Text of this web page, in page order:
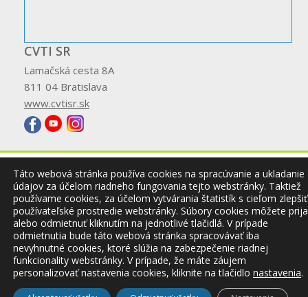
CVTI SR
Lamačská cesta 8A
811 04 Bratislava
www.cvtisr.sk
© 2026 CVTI SR
Táto webová stránka používa cookies na spracúvanie a ukladanie
údajov za účelom riadneho fungovania tejto webstránky. Taktiež
používame cookies, za účelom vytvárania štatistík s cieľom zlepšiť
používateľské prostredie webstránky. Súbory cookies môžete
alebo odmietnuť kliknutím na jednotlivé tlačidlá. V prípade
odmietnutia bude táto webová stránka spracovávať iba
nevyhnutné cookies, ktoré slúžia na zabezpečenie riadnej
funkcionality webstránky. V prípade, že máte záujem
personalizovať nastavenia cookies, kliknite na tlačidlo nastavenia.